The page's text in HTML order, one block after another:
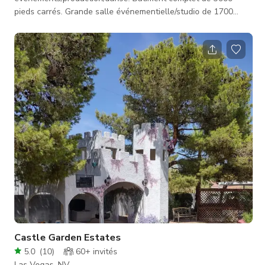
pieds carrés. Grande salle événementielle/studio de 1700
miroir, plafonds de 12 pieds, éclairage sur rail installé et
éclairage LED changeant de couleur. Petite salle
événementielle/studio d'environ 550 pieds carrés, papier peint
rose rouge, papier peint brique, papier peint en panneaux de
bois et mur miroir. Le
Castle Garden Estates
5.0 (10) 60+ invités